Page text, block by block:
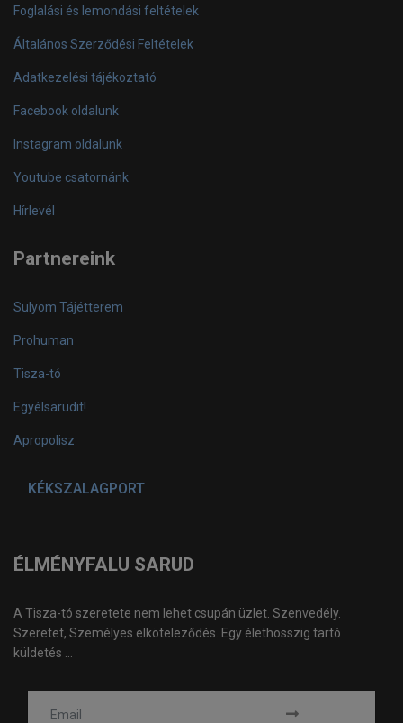
Foglalási és lemondási feltételek
Általános Szerződési Feltételek
Adatkezelési tájékoztató
Facebook oldalunk
Instagram oldalunk
Youtube csatornánk
Hírlevél
Partnereink
Sulyom Tájétterem
Prohuman
Tisza-tó
Egyélsarudit!
Apropolisz
KÉKSZALAGPORT
ÉLMÉNYFALU SARUD
A Tisza-tó szeretete nem lehet csupán üzlet. Szenvedély.
Szeretet, Személyes elköteleződés. Egy élethosszig tartó
küldetés ...